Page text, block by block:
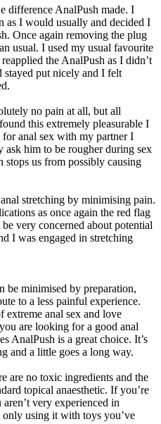
difference AnalPush made. I
as I would usually and decided I
Once again removing the plug
usual. I used my usual favourite
the AnalPush as I didn’t
stayed put nicely and I felt
no pain at all, but all
this extremely pleasurable I
anal sex with my partner I
ask him to be rougher during sex
stops us from possibly causing
stretching by minimising pain.
as once again the red flag
very concerned about potential
I was engaged in stretching
be minimised by preparation,
to a less painful experience.
extreme anal sex and love
are looking for a good anal
AnalPush is a great choice. It’s
and a little goes a long way.
are no toxic ingredients and the
topical anaesthetic. If you’re
very experienced in
only using it with toys you’ve